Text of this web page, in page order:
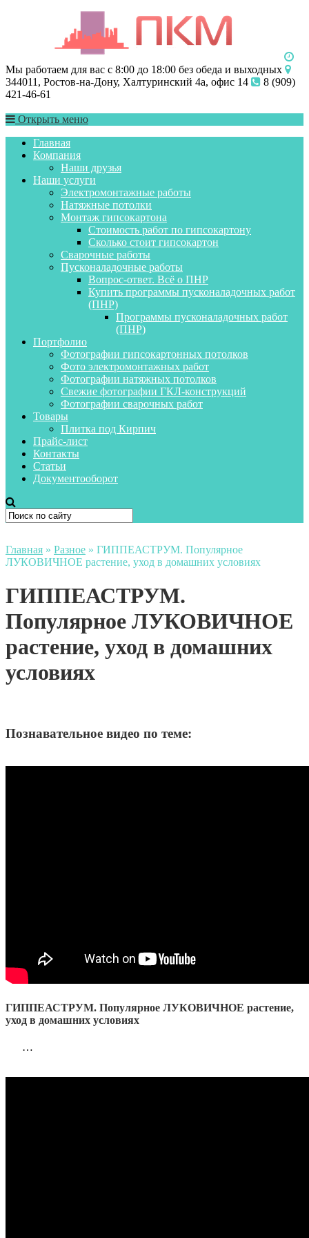
Мы работаем для вас с 8:00 до 18:00 без обеда и выходных
344011, Ростов-на-Дону, Халтуринский 4а, офис 14
8 (909)
421-46-61
Открыть меню
Главная
Компания
Наши друзья
Наши услуги
Электромонтажные работы
Натяжные потолки
Монтаж гипсокартона
Стоимость работ по гипсокартону
Сколько стоит гипсокартон
Сварочные работы
Пусконаладочные работы
Вопрос-ответ. Всё о ПНР
Купить программы пусконаладочных работ
(ПНР)
Программы пусконаладочных работ
(ПНР)
Портфолио
Фотографии гипсокартонных потолков
Фото электромонтажных работ
Фотографии натяжных потолков
Свежие фотографии ГКЛ-конструкций
Фотографии сварочных работ
Товары
Плитка под Кирпич
Прайс-лист
Контакты
Статьи
Документооборот
Главная » Разное » ГИППЕАСТРУМ. Популярное
ЛУКОВИЧНОЕ растение, уход в домашних условиях
ГИППЕАСТРУМ.
Популярное ЛУКОВИЧНОЕ
растение, уход в домашних
условиях
Познавательное видео по теме:
ГИППЕАСТРУМ. Популярное ЛУКОВИЧНОЕ растение,
уход в домашних условиях
…